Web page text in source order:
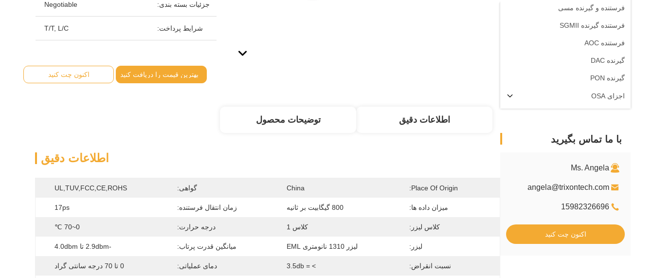
فرستنده و گیرنده مسی
فرستنده گیرنده SGMII
فرستنده AOC
گیرنده DAC
گیرنده PON
اجزای OSA
با ما تماس بگیرید
Ms. Angela
angela@trixontech.com
15982326696
اکنون چت کنید
جزئیات بسته بندی: Negotiable
شرایط پرداخت: T/T, L/C
بهترین قیمت را دریافت کنید اکنون چت کنید
اطلاعات دقیق توضیحات محصول
اطلاعات دقیق
Place Of Origin:
China گواهی: UL,TUV,FCC,CE,ROHS
میزان داده ها: 800 گیگابیت بر ثانیه زمان انتقال فرستنده: 17ps
کلاس لیزر: کلاس 1 درجه حرارت: 0~70 ℃
لیزر: لیزر 1310 نانومتری EML میانگین قدرت پرتاب: -2.9dbm تا 4.0dbm
نسبت انقراض: > = 3.5db دمای عملیاتی: 0 تا 70 درجه سانتی گراد